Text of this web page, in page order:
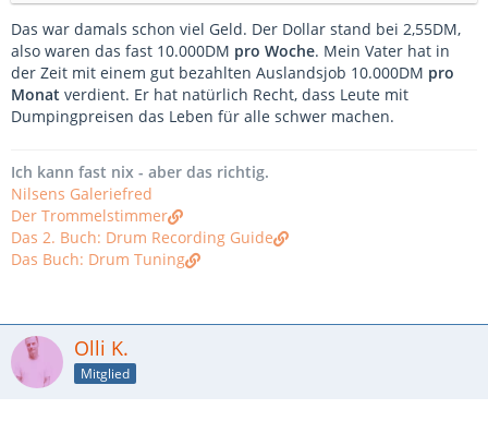
Inhalte von externen Seiten werden ohne deine
Zustimmung nicht automatisch geladen und angezeigt.
Alle externen Inhalte anzeigen
Durch die Aktivierung der externen Inhalte erklärst du dich damit
einverstanden, dass personenbezogene Daten an Drittplattformen
Datenschutzerklärung zur Verfügung gestellt.
fwdrums
Das war damals schon viel Geld. Der Dollar stand bei 2,55DM,
also waren das fast 10.000DM pro Woche. Mein Vater hat in
der Zeit mit einem gut bezahlten Auslandsjob 10.000DM pro
Monat verdient. Er hat natürlich Recht, dass Leute mit
Dumpingpreisen das Leben für alle schwer machen.
Ich kann fast nix - aber das richtig.
Nilsens Galeriefred
Der Trommelstimmer
Das 2. Buch: Drum Recording Guide
Das Buch: Drum Tuning
Olli K.
Mitglied